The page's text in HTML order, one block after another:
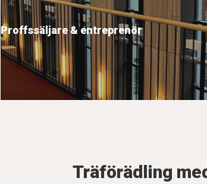
Proffssäljare & entreprenör
Träförädling